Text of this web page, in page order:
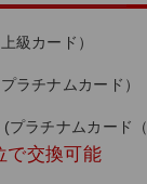
級カード）
ラチナムカード）
ラチナムカード
で交換可能